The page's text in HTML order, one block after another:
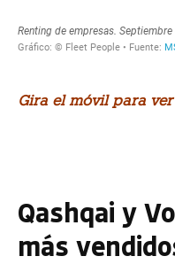
Gira el móvil para
Qashqai y
más